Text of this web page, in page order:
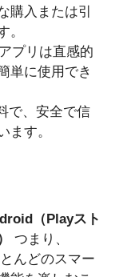
購入または引
。
プリは直感的
単に使用でき
で、安全で信
ます。
（Playスト
つまり、
んどのスマー